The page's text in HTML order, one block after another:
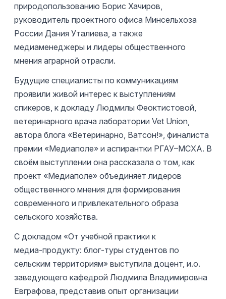
природопользованию Борис Хачиров,
руководитель проектного офиса Минсельхоза
России Дания Уталиева, а также
медиаменеджеры и лидеры общественного
мнения аграрной отрасли.
Будущие специалисты по коммуникациям
проявили живой интерес к выступлениям
спикеров, к докладу Людмилы Феоктистовой,
ветеринарного врача лаборатории Vet Union,
автора блога «Ветеринарно, Ватсон!», финалиста
премии «Медиаполе» и аспирантки РГАУ–МСХА. В
своём выступлении она рассказала о том, как
проект «Медиаполе» объединяет лидеров
общественного мнения для формирования
современного и привлекательного образа
сельского хозяйства.
С докладом «От учебной практики к
медиа‑продукту: блог‑туры студентов по
сельским территориям» выступила доцент, и.о.
заведующего кафедрой Людмила Владимировна
Евграфова, представив опыт организации